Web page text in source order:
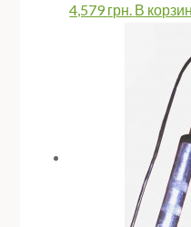
4,579грн. В